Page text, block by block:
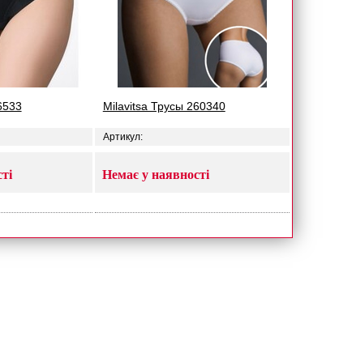
Milavitsa Трусы 260340
Артикул:
Немає у наявності